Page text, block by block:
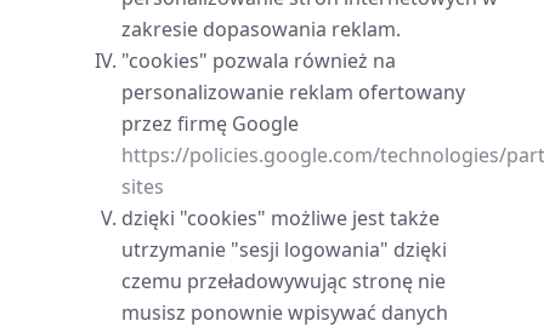
zakresie dopasowania reklam.
"cookies" pozwala również na
personalizowanie reklam ofertowany
przez firmę Google
https://policies.google.com/technologies/
sites
dzięki "cookies" możliwe jest także
utrzymanie "sesji logowania" dzięki
czemu przeładowywując stronę nie
musisz ponownie wpisywać danych